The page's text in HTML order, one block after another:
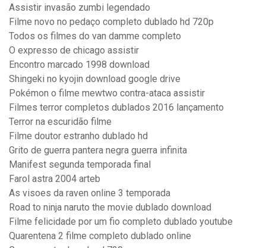
Assistir invasão zumbi legendado
Filme novo no pedaço completo dublado hd 720p
Todos os filmes do van damme completo
O expresso de chicago assistir
Encontro marcado 1998 download
Shingeki no kyojin download google drive
Pokémon o filme mewtwo contra-ataca assistir
Filmes terror completos dublados 2016 lançamento
Terror na escuridão filme
Filme doutor estranho dublado hd
Grito de guerra pantera negra guerra infinita
Manifest segunda temporada final
Farol astra 2004 arteb
As visoes da raven online 3 temporada
Road to ninja naruto the movie dublado download
Filme felicidade por um fio completo dublado youtube
Quarentena 2 filme completo dublado online